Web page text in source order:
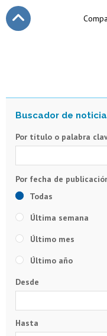
Por título o palabra
Todas
Última semana
Último mes
Último año
Desde
Hasta